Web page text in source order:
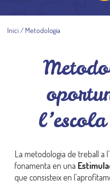
Inici Metodologia
La metodologia de treball a
fonamenta en una
que consisteix en